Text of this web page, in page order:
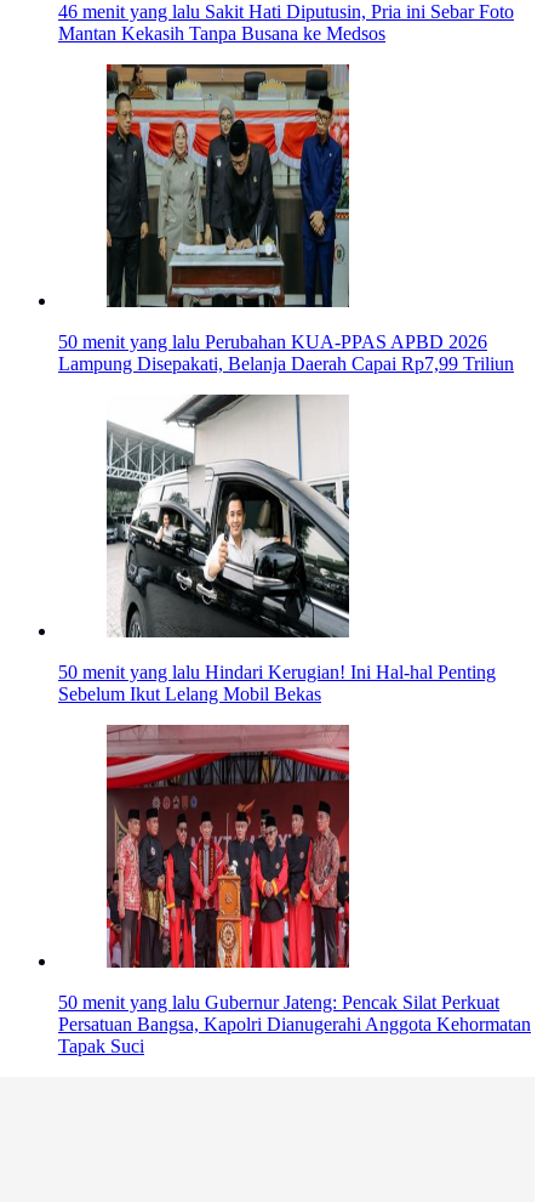
46 menit yang lalu Sakit Hati Diputusin, Pria ini Sebar Foto
Mantan Kekasih Tanpa Busana ke Medsos
50 menit yang lalu Perubahan KUA-PPAS APBD 2026
Lampung Disepakati, Belanja Daerah Capai Rp7,99 Triliun
50 menit yang lalu Hindari Kerugian! Ini Hal-hal Penting
Sebelum Ikut Lelang Mobil Bekas
50 menit yang lalu Gubernur Jateng: Pencak Silat Perkuat
Persatuan Bangsa, Kapolri Dianugerahi Anggota Kehormatan
Tapak Suci